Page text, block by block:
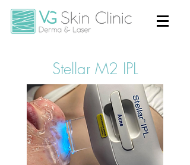
Stellar M2 IPL